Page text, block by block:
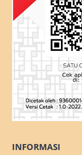
INFORMASI